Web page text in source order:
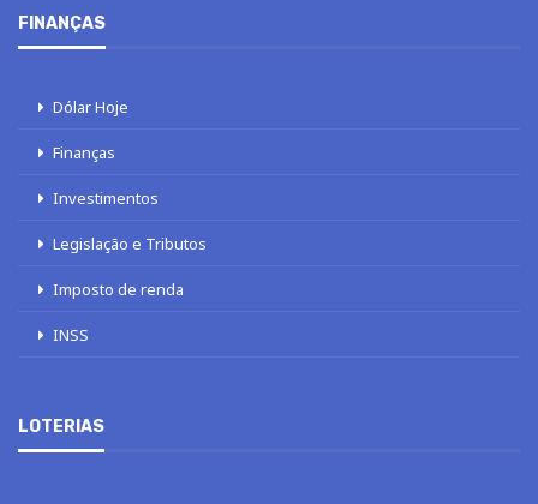
FINANÇAS
Dólar Hoje
Finanças
Investimentos
Legislação e Tributos
Imposto de renda
INSS
LOTERIAS